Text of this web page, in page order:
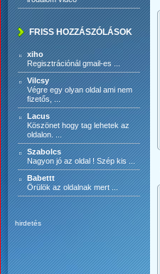
FRISS HOZZÁSZÓLÁSOK
xiho
Regisztrációnál gmail-es ...
Vilcsy
Végre egy olyan oldal ami nem
fizetős, ...
Lacus
Köszönet hogy tag lehetek az
oldalon. ...
Szabolcs
Nagyon jó az oldal ! Szép kis ...
Babettt
Örülök az oldalnak mert ...
hirdetés